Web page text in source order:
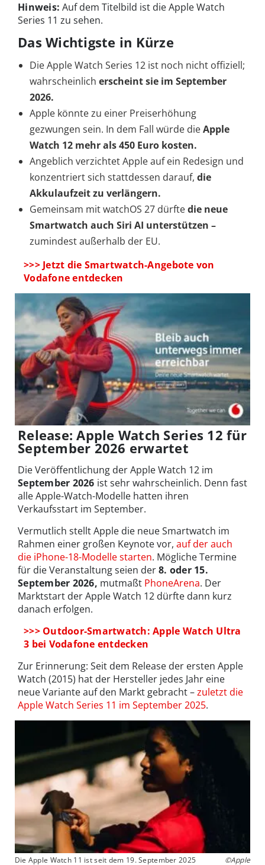
Hinweis: Auf dem Titelbild ist die Apple Watch
Series 11 zu sehen.
Das Wichtigste in Kürze
Die Apple Watch Series 12 ist noch nicht offiziell;
wahrscheinlich erscheint sie im September
2026.
Apple könnte zu einer Preiserhöhung
gezwungen sein. In dem Fall würde dieApple
Watch 12 mehr als 450 Euro kosten.
Angeblich verzichtet Apple auf ein Redesign und
konzentriert sich stattdessen darauf, die
Akkulaufzeit zu verlängern.
Gemeinsam mit watchOS 27 dürftedie neue
Smartwatch auch Siri AI unterstützen –
zumindest außerhalb der EU.
>>> Jetzt die Smartwatch-Angebote von
Vodafone entdecken
Release: Apple Watch Series 12 für
September 2026 erwartet
Die Veröffentlichung der Apple Watch 12 im
September 2026 ist sehr wahrscheinlich. Denn fast
alle Apple-Watch-Modelle hatten ihren
Verkaufsstart im September.
Vermutlich stellt Apple die neue Smartwatch im
Rahmen einer großen Keynote vor, auf der auch
die iPhone-18-Modelle starten. Mögliche Termine
für die Veranstaltung seien der8. oder 15.
September 2026, mutmaßt PhoneArena. Der
Marktstart der Apple Watch 12 dürfte dann kurz
danach erfolgen.
>>> Outdoor-Smartwatch: Apple Watch Ultra
3 bei Vodafone entdecken
Zur Erinnerung: Seit dem Release der ersten Apple
Watch (2015) hat der Hersteller jedes Jahr eine
neue Variante auf den Markt gebracht –zuletzt die
Apple Watch Series 11 im September 2025.
Die Apple Watch 11 ist seit dem 19. September 2025
©Apple